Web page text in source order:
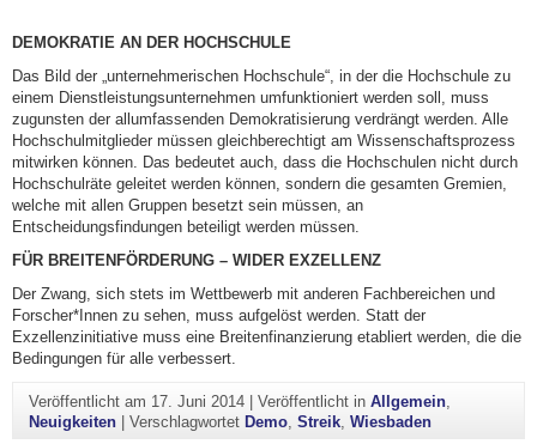
DEMOKRATIE AN DER HOCHSCHULE
Das Bild der „unternehmerischen Hochschule“, in der die Hochschule zu
einem Dienstleistungsunternehmen umfunktioniert werden soll, muss
zugunsten der allumfassenden Demokratisierung verdrängt werden. Alle
Hochschulmitglieder müssen gleichberechtigt am Wissenschaftsprozess
mitwirken können. Das bedeutet auch, dass die Hochschulen nicht durch
Hochschulräte geleitet werden können, sondern die gesamten Gremien,
welche mit allen Gruppen besetzt sein müssen, an
Entscheidungsfindungen beteiligt werden müssen.
FÜR BREITENFÖRDERUNG – WIDER EXZELLENZ
Der Zwang, sich stets im Wettbewerb mit anderen Fachbereichen und
Forscher*Innen zu sehen, muss aufgelöst werden. Statt der
Exzellenzinitiative muss eine Breitenfinanzierung etabliert werden, die die
Bedingungen für alle verbessert.
Veröffentlicht am 17. Juni 2014| Veröffentlicht in Allgemein,
Neuigkeiten| Verschlagwortet Demo, Streik, Wiesbaden